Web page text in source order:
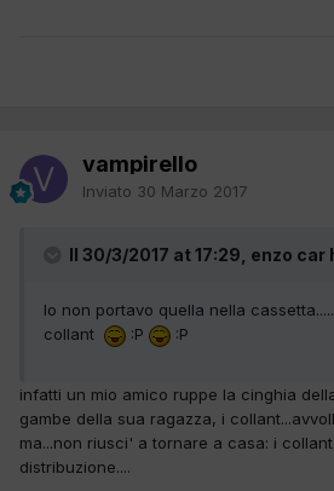
vampirello
Inviato 30 Marzo 2017
Il 30/3/2017 at 17:29, enzo
Io non portavo quella nella
collant
:P :P
infatti un mio amico ruppe la cinghia
gambe della sua ragazza, i
ma...non riusci' a tornare a casa: i
distribuzione....